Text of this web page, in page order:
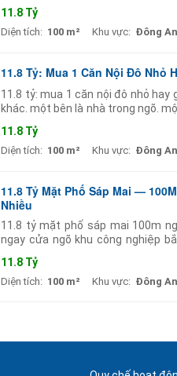
11.8 Tỷ
Diện tích: 100 m² Khu vực: Đông
11.8 Tỷ: Mua 1 Căn Nội Đô Nhỏ
11.8 tỷ: mua 1 căn nội đô nhỏ
khác. một bên là nhà trong ngõ.
11.8 Tỷ
Diện tích: 100 m² Khu vực: Đông
11.8 Tỷ Mặt Phố Sáp Mai —
Nhiều
11.8 tỷ mặt phố sáp mai 100m
ngay cửa ngõ khu công nghiệp
11.8 Tỷ
Diện tích: 100 m² Khu vực: Đông